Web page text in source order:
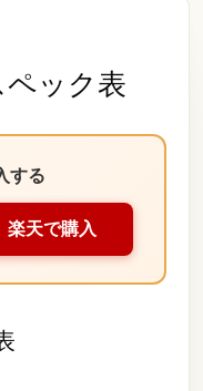
ック表
する
楽天で購入